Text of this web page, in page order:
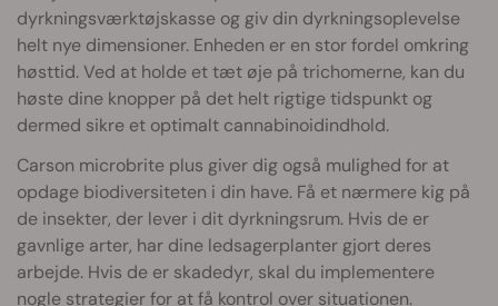
dyrkningsværktøjskasse og giv din dyrkningsoplevelse
helt nye dimensioner. Enheden er en stor fordel omkring
høsttid. Ved at holde et tæt øje på trichomerne, kan du
høste dine knopper på det helt rigtige tidspunkt og
dermed sikre et optimalt cannabinoidindhold.
Carson microbrite plus giver dig også mulighed for at
opdage biodiversiteten i din have. Få et nærmere kig på
de insekter, der lever i dit dyrkningsrum. Hvis de er
gavnlige arter, har dine ledsagerplanter gjort deres
arbejde. Hvis de er skadedyr, skal du implementere
nogle strategier for at få kontrol over situationen.